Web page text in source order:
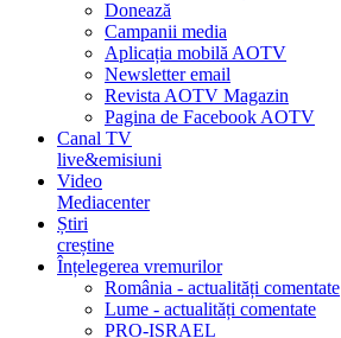
Donează
Campanii media
Aplicația mobilă AOTV
Newsletter email
Revista AOTV Magazin
Pagina de Facebook AOTV
Canal TV
live&emisiuni
Video
Mediacenter
Știri
creștine
Înțelegerea vremurilor
România - actualități comentate
Lume - actualități comentate
PRO-ISRAEL